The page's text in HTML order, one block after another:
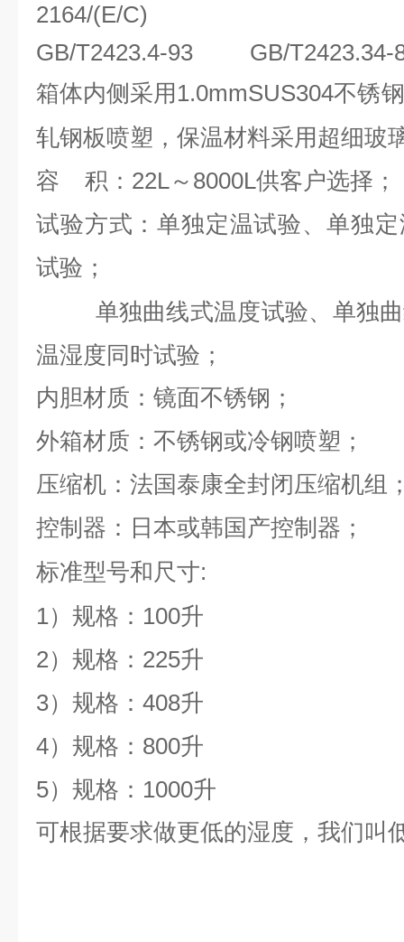
2164/(E/C)
GB/T2423.4-93 GB/
箱体内侧采用 1.0mmSUS304不锈
轧钢板喷塑，保温材料采用超细玻
容 积：22L～8000L供客户选择；
试验方式：单独定温试验、单独
试验；
单独曲线式温度试验、单独曲
温湿度同时试验；
内胆材质：镜面不锈钢；
外箱材质：不锈钢或冷钢喷塑；
压缩机：法国泰康全封闭压缩机组
控制器：日本或韩国产控制器；
标准型号和尺寸:
1）规格：100升
2）规格：225升
3）规格：408升
4）规格：800升
5）规格：1000升
可根据要求做更低的湿度，我们叫